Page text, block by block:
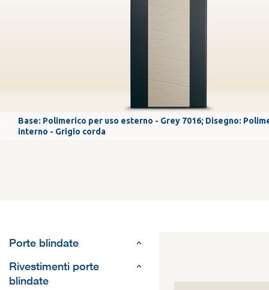
Base: Polimerico per uso esterno - Grey 7016; Disegno:
interno - Grigio corda
Porte blindate
Rivestimenti porte
blindate